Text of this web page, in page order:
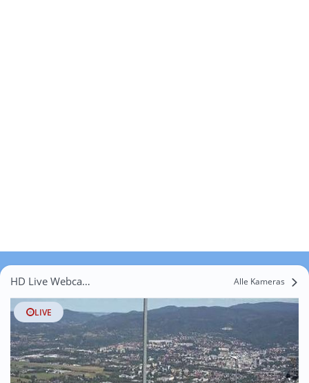
HD Live Webcams Vrchovany Alle Kameras
LIVE